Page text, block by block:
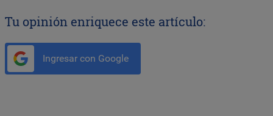
Tu opinión enriquece este artículo:
Ingresar con Google